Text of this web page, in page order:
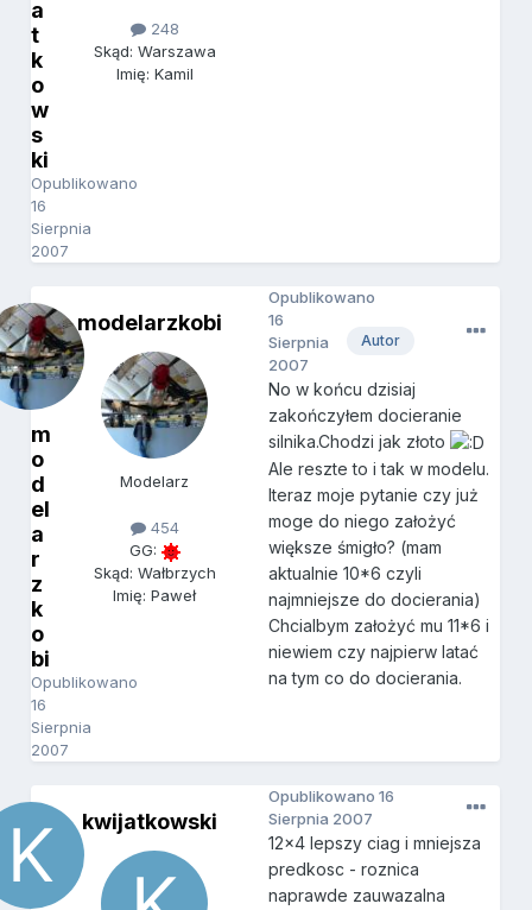
a
t
k
o
w
s
ki
Opublikowano
16
Sierpnia
2007
248
Skąd: Warszawa
Imię: Kamil
m
o
d
el
a
r
z
k
o
bi
Opublikowano
16
Sierpnia
2007
modelarzkobi
Modelarz
454
GG:
Skąd: Wałbrzych
Imię: Paweł
Autor
Opublikowano
16
Sierpnia
2007
No w końcu dzisiaj
zakończyłem docieranie
silnika.Chodzi jak złoto
Ale reszte to i tak w modelu.
Iteraz moje pytanie czy już
moge do niego założyć
większe śmigło? (mam
aktualnie 10*6 czyli
najmniejsze do docierania)
Chcialbym założyć mu 11*6 i
niewiem czy najpierw latać
na tym co do docierania.
kwijatkowski
Opublikowano16
Sierpnia 2007
12x4 lepszy ciag i mniejsza
predkosc - roznica
naprawde zauwazalna